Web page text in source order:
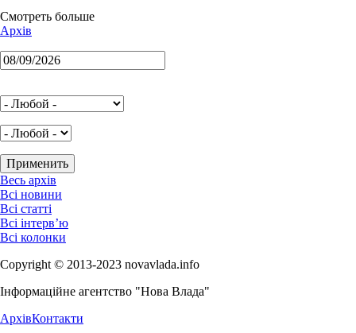
Смотреть больше
Архів
Весь архів
Всі новини
Всі статті
Всі інтерв’ю
Всі колонки
Copyright © 2013-2023 novavlada.info
Інформаційне агентство "Нова Влада"
АрхівКонтакти